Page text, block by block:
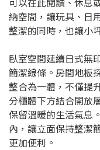
納空間，讓玩具、日
整潔的同時，也讓小
臥室空間延續日式無
簡潔線條。房間地板
整合為一體，不僅提
分櫃體下方結合開放
保留溫暖的生活氣息
內，讓立面保持整潔
更加便利。